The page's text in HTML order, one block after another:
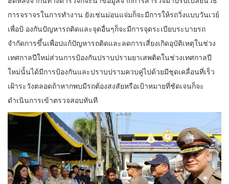
การจราจรในการทำงาน ยังเช่นม่อนแจ่มก็จะมีการให้รถวิ่งแบบวันเวย์
เพื่อป้ องกันปัญหารถติดและจุดอื่นๆก็จะมีการจุดระเบียบระบายรถ
จำกัดการขึ้นเพื่อปแก้ปัญหารถติดและลดการเสี่ยงเกิดอุบัติเหตุในช่วง
เทศกาลปีใหม่ส่วนการป้องกันปราบปรามยาเสพติดในช่วงเทศกาลปี
ใหม่นั้นได้มีการป้องกันและปราบปรามควบคู่ไปด้วยมีชุดเคลื่อนที่เร็ว
เฝ้าระวังตลอดถ้าหากพบมีรถต้องสงสัยหรือเป้าหมายที่ชัดเจนก็จะ
ดำเนินการเข้าตรวจสอบทันที